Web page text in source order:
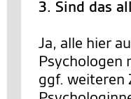
3. Sind das
Ja, alle hier
Psychologen
ggf. weiteren